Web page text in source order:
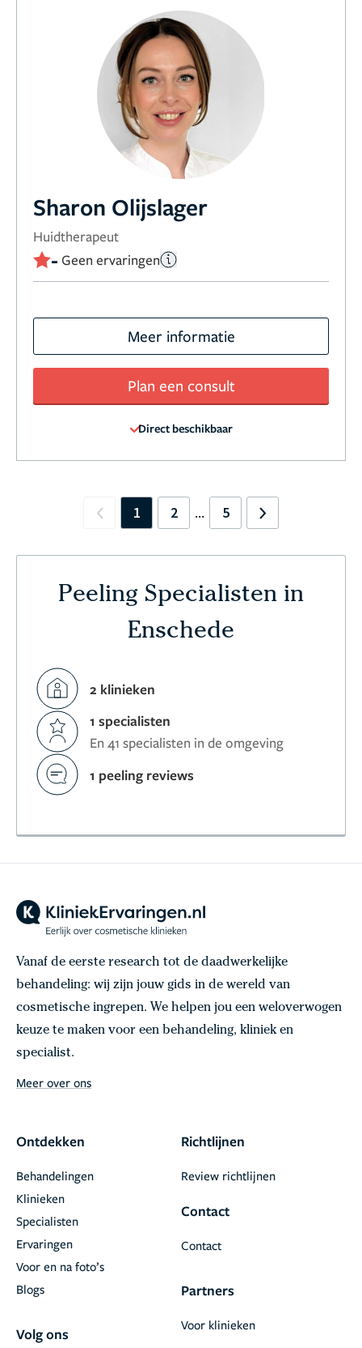
Sharon Olijslager
Huidtherapeut
- Geen ervaringen
Meer informatie
Plan een consult
Direct beschikbaar
Previous
1 2 ... 5 Next
Peeling Specialisten in
Enschede
2 klinieken
1 specialisten
En 41 specialisten in de omgeving
1 peeling reviews
Vanaf de eerste research tot de daadwerkelijke
behandeling: wij zijn jouw gids in de wereld van
cosmetische ingrepen. We helpen jou een weloverwogen
keuze te maken voor een behandeling, kliniek en
specialist.
Meer over ons
Ontdekken
Behandelingen
Klinieken
Specialisten
Ervaringen
Voor en na foto’s
Blogs
Volg ons
Richtlijnen
Review richtlijnen
Contact
Contact
Partners
Voor klinieken